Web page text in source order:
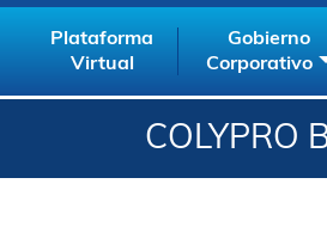
Plataforma
Virtual
Gobierno
Corporativo
COLYPRO